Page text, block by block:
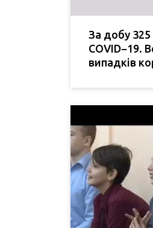
За добу 325
COVID−19.
випадків